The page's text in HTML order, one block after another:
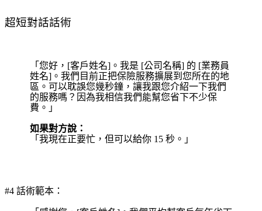
超短對話話術
「您好，[客戶姓名]。我是 [公司名稱] 的 [業務員
姓名]。我們目前正把保險服務擴展到您所在的地
區。可以耽誤您幾秒鐘，讓我跟您介紹一下我們
的服務嗎？因為我相信我們能幫您省下不少保
費。」
如果對方說：
「我現在正要忙，但可以給你 15 秒。」
#4 話術範本：